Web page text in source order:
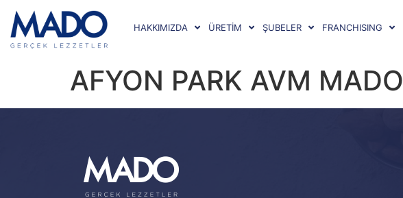
HAKKIMIZDA ÜRETİM ŞUBELER FRANCHISING
AFYON PARK AVM MADO